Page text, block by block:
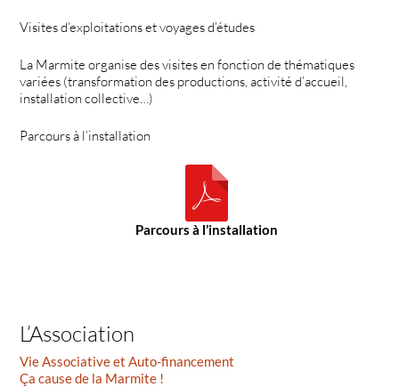
Visites d’exploitations et voyages d’études
La Marmite organise des visites en fonction de thématiques
variées (transformation des productions, activité d’accueil,
installation collective…)
Parcours à l’installation
Parcours à l’installation
L’Association
Vie Associative et Auto-financement
Ça cause de la Marmite !